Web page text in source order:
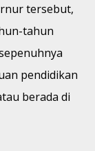
tersebut,
tahun
pendidikan
berada di